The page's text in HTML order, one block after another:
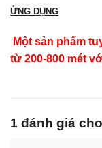
ỨNG DỤNG
Một sản phẩm
từ 200-800 mét
1 đánh giá cho